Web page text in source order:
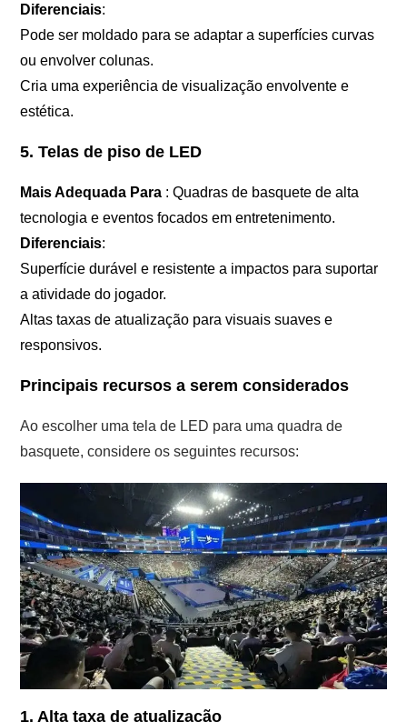
Diferenciais:
Pode ser moldado para se adaptar a superfícies curvas
ou envolver colunas.
Cria uma experiência de visualização envolvente e
estética.
5. Telas de piso de LED
Mais Adequada Para : Quadras de basquete de alta
tecnologia e eventos focados em entretenimento.
Diferenciais:
Superfície durável e resistente a impactos para suportar
a atividade do jogador.
Altas taxas de atualização para visuais suaves e
responsivos.
Principais recursos a serem considerados
Ao escolher uma tela de LED para uma quadra de
basquete, considere os seguintes recursos:
1. Alta taxa de atualização